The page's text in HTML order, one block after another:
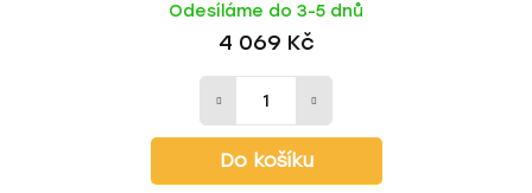
Odesíláme do 3-5 dnů
4 069 Kč
Do košíku